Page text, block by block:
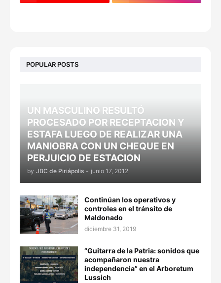
POPULAR POSTS
UN MASCULINO RESULTÓ
PROCESADO POR RECEPTACION Y
ESTAFA LUEGO DE REALIZAR UNA
MANIOBRA CON UN CHEQUE EN
PERJUICIO DE ESTACION
by JBC de Piriápolis - junio 17, 2012
Continúan los operativos y
controles en el tránsito de
Maldonado
diciembre 31, 2019
“Guitarra de la Patria: sonidos que
acompañaron nuestra
independencia” en el Arboretum
Lussich